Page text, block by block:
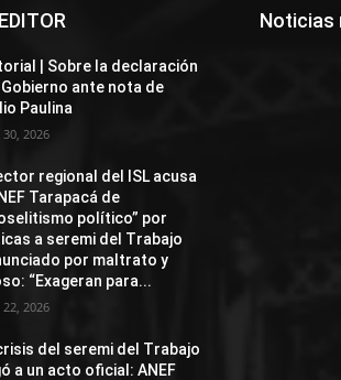
| Sobre la declaración
ante nota de
Paulina
30, 2026
regional del ISL acusa
Tarapacá de
político” por
a seremi del Trabajo
por maltrato y
“Exageran para...
22, 2026
del seremi del Trabajo
a un acto oficial: ANEF
Noticias